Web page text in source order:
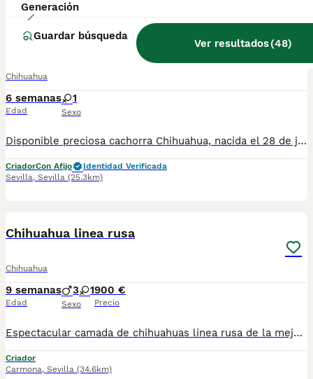
Generación
Guardar búsqueda
Ver resultados(48)
Chihuahua
Chihuahua
6 semanas
Edad
1
Sexo
Disponible preciosa cachorra Chihuahua, nacida el 28 de junio de 2026. Color: sable, un tono muy bonito y elegante que realza su expresión y belleza. Procede de una excelente línea de sangre, criada en un ambiente familiar, con mucho cariño y una correcta socialización desde sus primeros días de vida. Destaca por su bonita morfología, cabeza tipo manzana, hocico corto y un carácter dulce, cariñoso y equilibrado, ideal como compañera de vida. La cachorra se entregará a partir de los Dos meses de edad, desparasitada según su edad, con cartilla veterinaria, y las vacunas correspondientes. Se enviarán fotos y vídeos actualizados para que puedas seguir su evolución hasta el día de la entrega. Se prioriza la entrega en mano para garantizar el bienestar de la cachorra y que el nuevo propietario pueda conocerla personalmente. También existe la posibilidad de desplazarnos hasta el lugar de entrega, previo acuerdo entre ambas partes. Buscamos una familia responsable que le ofrezca el hogar, el cariño y los cuidados que merece. Para más información, fotos, vídeos o cualquier consulta, no dudes en ponerte en contacto.
CriadorCon Afijo
Identidad Verificada
Sevilla, Sevilla (25.3km)
Chihuahua linea rusa
Chihuahua
9 semanas
Edad
3 1
Sexo
900 €
Precio
Espectacular camada de chihuahuas linea rusa de la mejor calidad ,con una morfología y carácter inmejorable ,ahí disponibles listos para entregar machos y hembras enviamos a cualquier parte de España baleares y canarias.
Criador
Carmona, Sevilla (34.6km)